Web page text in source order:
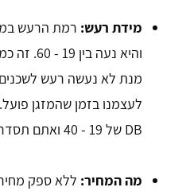
מידת רעש:
והיא נעה
מנת לא נעשה רעש
DB של 19 - 40 ואתם תסדרו מעולה.
מה המחיר: ללא ספק